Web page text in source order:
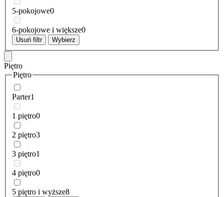
5-pokojowe0
6-pokojowe i większe0
Usuń filtr Wybierz
Piętro
Piętro
Parter1
1 piętro0
2 piętro3
3 piętro1
4 piętro0
5 piętro i wyższe8